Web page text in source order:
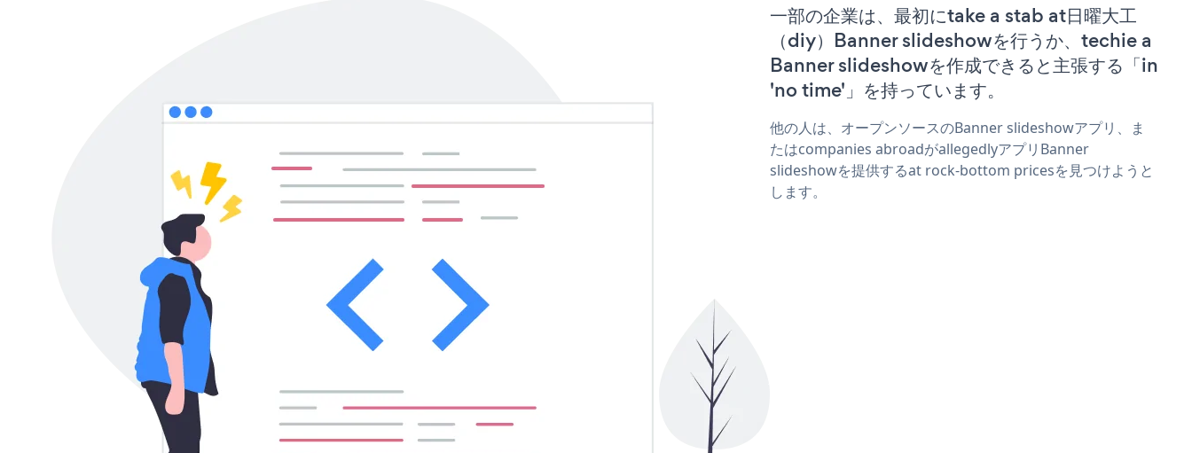
一部の企業は、最初にtake a stab at日曜大工
（diy）Banner slideshowを行うか、techie a
Banner slideshowを作成できると主張する「in
'no time'」を持っています。
他の人は、オープンソースのBanner slideshowアプリ、ま
たはcompanies abroadがallegedlyアプリBanner
slideshowを提供するat rock-bottom pricesを見つけようと
します。